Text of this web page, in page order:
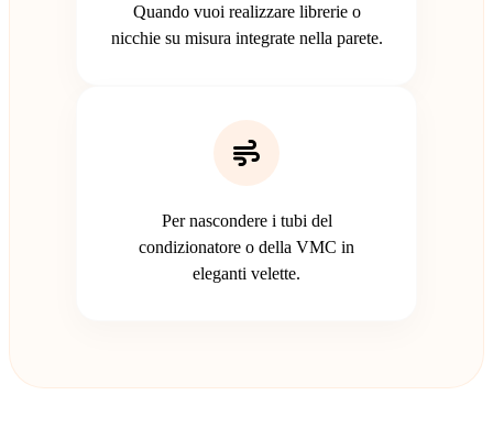
Quando vuoi realizzare librerie o
nicchie su misura integrate nella parete.
Per nascondere i tubi del
condizionatore o della VMC in
eleganti velette.